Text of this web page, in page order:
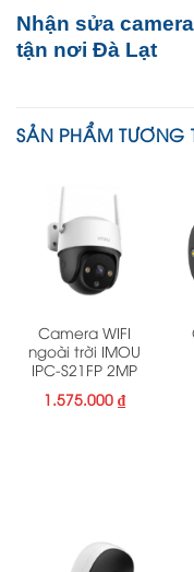
Nhận sửa
tận nơi Đà Lạt
SẢN PHẨM TƯƠNG
Camera WIFI
ngoài trời IMOU
IPC-S21FP 2MP
1.575.000₫